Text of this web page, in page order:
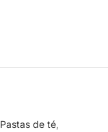
Pastas de té